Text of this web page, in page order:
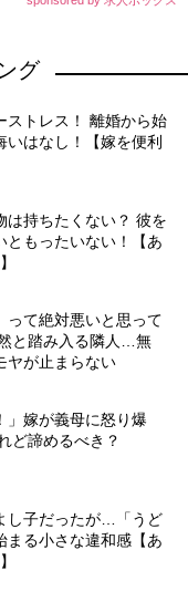
グ
ストレス！ 離婚から始
いはなし！【嫁を便利
は持ちたくない？ 彼を
ともったいない！【あ
って絶対悪いと思って
と踏み入る隣人…無
ヤが止まらない
」嫁が義母に怒り爆
ど諦めるべき？
し子だったが…「うど
まる小さな違和感【あ